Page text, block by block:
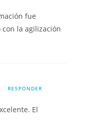
fue
la agilización
RESPONDER
El